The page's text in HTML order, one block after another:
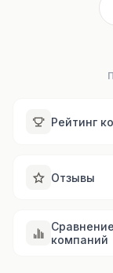
Рейтинг
Отзывы
Сравнение
компаний